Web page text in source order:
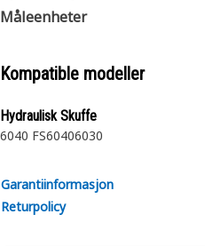
Måleenheter
Kompatible modeller
Hydraulisk Skuffe
6040 FS60406030
Garantiinformasjon
Returpolicy